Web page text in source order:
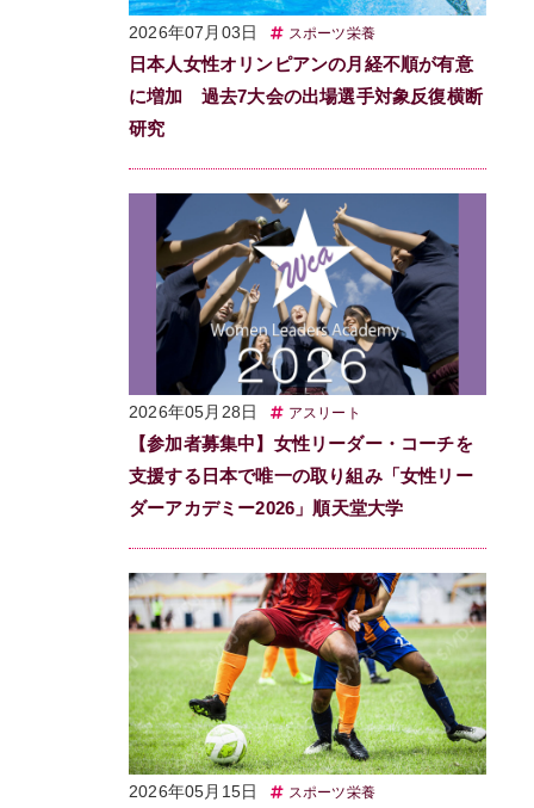
2026年07月03日 スポーツ栄養
日本人女性オリンピアンの月経不順が有意
に増加 過去7大会の出場選手対象反復横断
研究
2026年05月28日 アスリート
【参加者募集中】女性リーダー・コーチを
支援する日本で唯一の取り組み「女性リー
ダーアカデミー2026」順天堂大学
2026年05月15日 スポーツ栄養